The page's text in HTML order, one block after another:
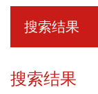
搜索结果
搜索结果